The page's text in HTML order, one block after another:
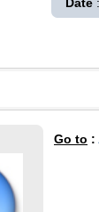
Go to :